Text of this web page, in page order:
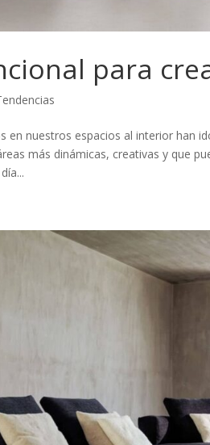
para
en nuestros espacios al interior han
más dinámicas, creativas y que